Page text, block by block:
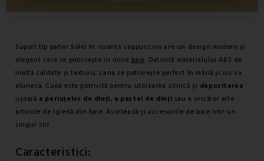
Suport tip pahar Solei în nuanța cappuccino are un design modern și
elegant care se potrivește în orice baie. Datorită materialului ABS de
înaltă calitate și texturii, cana se potrivește perfect în mână și nu va
aluneca. Cupa este potrivită pentru utilizarea zilnică și depozitarea
ușoară a periuțelor de dinți, a pastei de dinți sau a oricăror alte
articole de igienă din baie. Asortează-ți accesoriile de baie într-un
singur stil.
Caracteristici: